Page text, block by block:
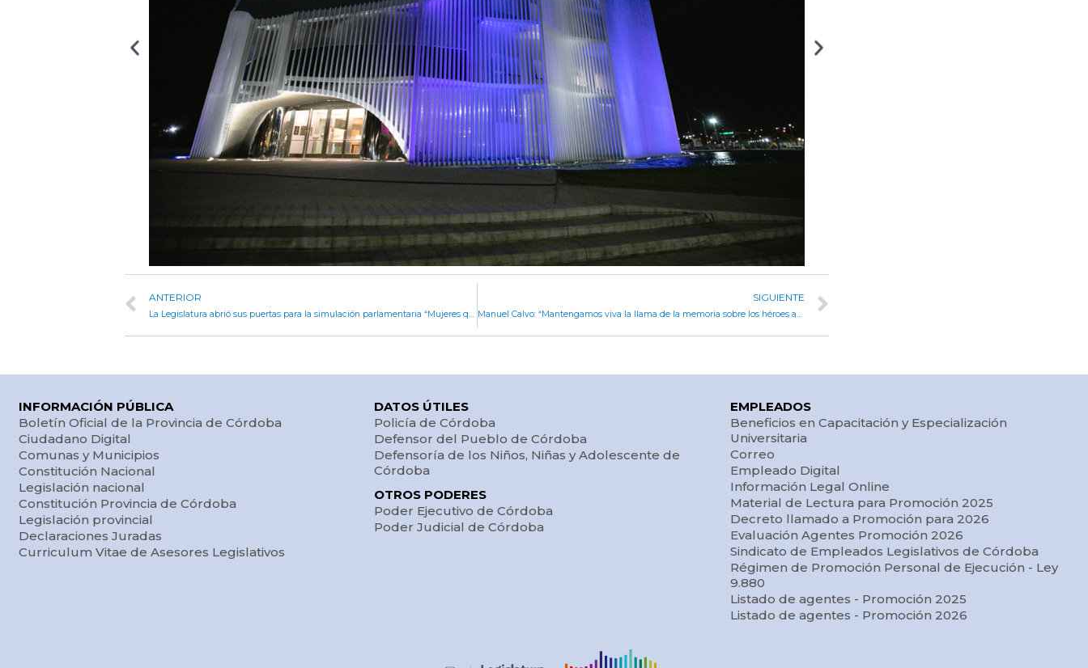
ANTERIOR
La Legislatura abrió sus puertas para la simulación parlamentaria “Mujeres que nos representan”
SIGUIENTE
Manuel Calvo: “Mantengamos viva la llama de la memoria sobre los héroes argentinos y cordobeses que participaron en Malvinas”
INFORMACIÓN PÚBLICA
Boletín Oficial de la Provincia de Córdoba
Ciudadano Digital
Comunas y Municipios
Constitución Nacional
Legislación nacional
Constitución Provincia de Córdoba
Legislación provincial
Declaraciones Juradas
Curriculum Vitae de Asesores Legislativos
DATOS ÚTILES
Policía de Córdoba
Defensor del Pueblo de Córdoba
Defensoría de los Niños, Niñas y Adolescente de
Córdoba
OTROS PODERES
Poder Ejecutivo de Córdoba
Poder Judicial de Córdoba
EMPLEADOS
Beneficios en Capacitación y Especialización
Universitaria
Correo
Empleado Digital
Información Legal Online
Material de Lectura para Promoción 2025
Decreto llamado a Promoción para 2026
Evaluación Agentes Promoción 2026
Sindicato de Empleados Legislativos de Córdoba
Régimen de Promoción Personal de Ejecución - Ley
9.880
Listado de agentes - Promoción 2025
Listado de agentes - Promoción 2026